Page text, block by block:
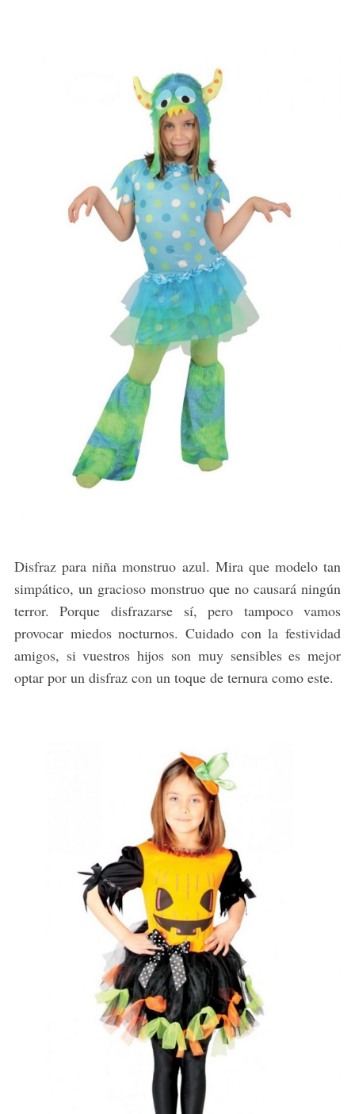
Disfraz para niña monstruo azul. Mira que modelo tan
simpático, un gracioso monstruo que no causará ningún
terror. Porque disfrazarse sí, pero tampoco vamos
provocar miedos nocturnos. Cuidado con la festividad
amigos, si vuestros hijos son muy sensibles es mejor
optar por un disfraz con un toque de ternura como este.